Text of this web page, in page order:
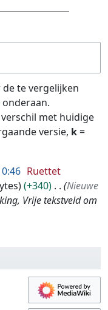
te vergelijken
onderaan.
met huidige
versie, k=
Ruettet
+340
Nieuwe
Vrije tekstveld om